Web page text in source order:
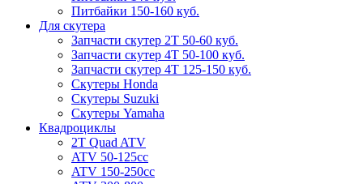
Питбайки 150-160 куб.
Для скутера
Запчасти скутер 2Т 50-60 куб.
Запчасти скутер 4Т 50-100 куб.
Запчасти скутер 4Т 125-150 куб.
Скутеры Honda
Скутеры Suzuki
Скутеры Yamaha
Квадроциклы
2T Quad ATV
ATV 50-125cc
ATV 150-250cc